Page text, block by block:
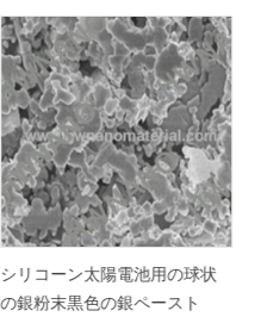
シリコーン太陽電池用の球状
の銀粉末黒色の銀ペースト